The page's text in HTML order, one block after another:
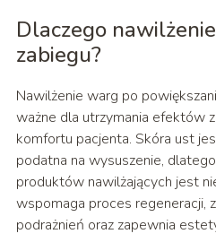
Dlaczego
zabiegu?
Nawilżenie warg po
ważne dla utrzymania efektów
komfortu pacjenta. Skóra ust
podatna na wysuszenie,
produktów nawilżających jest
wspomaga proces regeneracji,
podrażnień oraz zapewnia